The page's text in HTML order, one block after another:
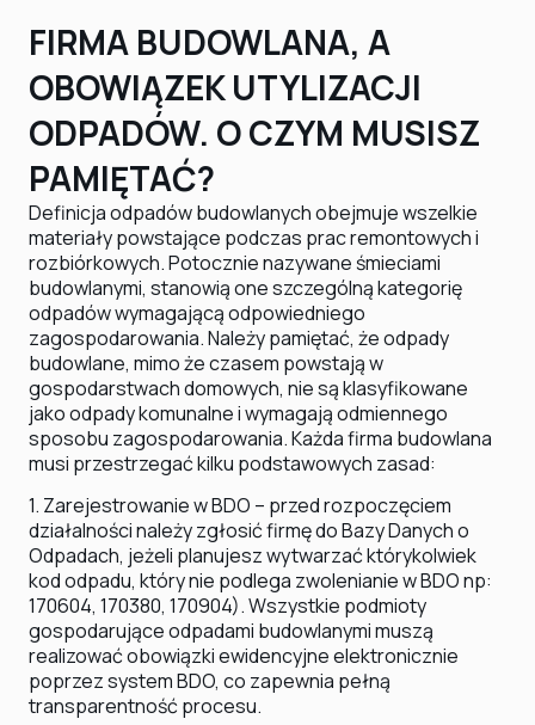
FIRMA BUDOWLANA, A
OBOWIĄZEK UTYLIZACJI
ODPADÓW. O CZYM MUSISZ
PAMIĘTAĆ?
Definicja odpadów budowlanych obejmuje wszelkie
materiały powstające podczas prac remontowych i
rozbiórkowych. Potocznie nazywane śmieciami
budowlanymi, stanowią one szczególną kategorię
odpadów wymagającą odpowiedniego
zagospodarowania. Należy pamiętać, że odpady
budowlane, mimo że czasem powstają w
gospodarstwach domowych, nie są klasyfikowane
jako odpady komunalne i wymagają odmiennego
sposobu zagospodarowania. Każda firma budowlana
musi przestrzegać kilku podstawowych zasad:
1. Zarejestrowanie w BDO – przed rozpoczęciem
działalności należy zgłosić firmę do Bazy Danych o
Odpadach, jeżeli planujesz wytwarzać którykolwiek
kod odpadu, który nie podlega zwolenianie w BDO np:
170604, 170380, 170904). Wszystkie podmioty
gospodarujące odpadami budowlanymi muszą
realizować obowiązki ewidencyjne elektronicznie
poprzez system BDO, co zapewnia pełną
transparentność procesu.